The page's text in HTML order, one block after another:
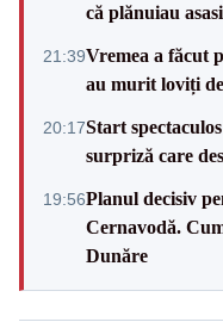
că plănuiau
21:39Vremea a făcut
au murit loviți
20:17Start
surpriză care
19:56Planul decisiv
Cernavodă.
Dunăre